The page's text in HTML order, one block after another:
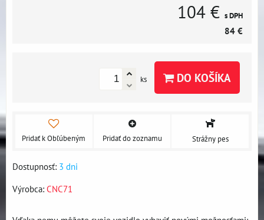
104 € s DPH
84 €
ks DO KOŠÍKA
Pridať k Obľúbeným Pridať do zoznamu Strážny pes
Dostupnosť: 3 dni
Výrobca: CNC71